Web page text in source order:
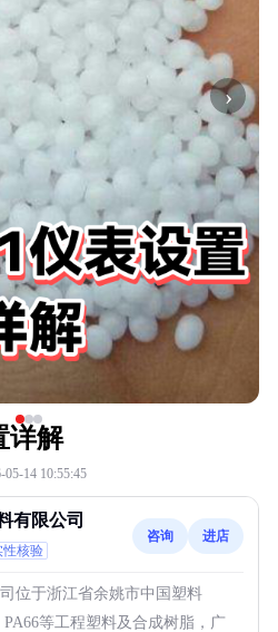
›
详解
05-14 10:55:45
有限公司
性核验
咨询 进店
位于浙江省余姚市中国塑料
等工程塑料及合成树脂，广